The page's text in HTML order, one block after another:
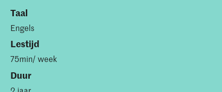
Taal
Engels
Lestijd
75min/ week
Duur
2 jaar